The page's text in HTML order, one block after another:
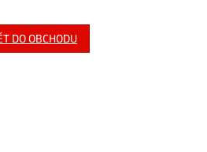
DO OBCHODU